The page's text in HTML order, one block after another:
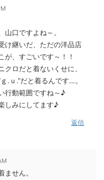
山口ですよね～。
け継いだ、ただの洋品店
が、すごいです～！！
クロだと着ないくせに、
.ｕ.”だと着るんです…。
行動範囲ですね～♪
しみにしてます♪
返信
ません。